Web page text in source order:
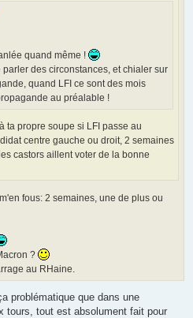
quand même !
parler des circonstances, et chialer sur
quand LFI ce sont des mois
au préalable !
ta propre soupe si LFI passe au
centre gauche ou droit, 2 semaines
castors aillent voter de la bonne
fous: 2 semaines, une de plus ou
?
au RHaine.
problématique que dans une
tours, tout est absolument fait pour